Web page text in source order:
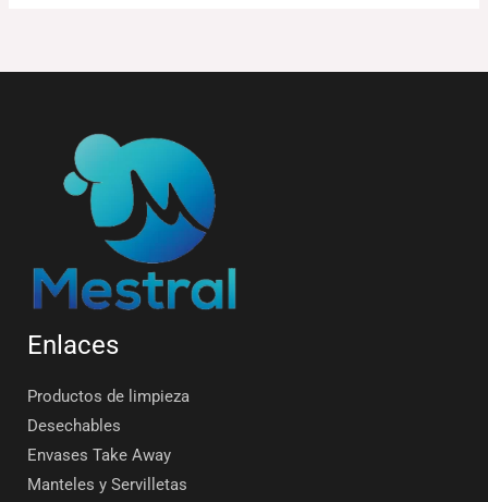
Enlaces
Productos de limpieza
Desechables
Envases Take Away
Manteles y Servilletas